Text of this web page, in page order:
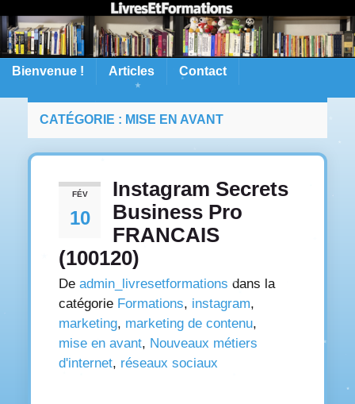
Bienvenue ! Articles Contact
CATÉGORIE : MISE EN AVANT
FÉV
10
Instagram Secrets
Business Pro
FRANCAIS
(100120)
De admin_livresetformations dans la
catégorie Formations, instagram,
marketing, marketing de contenu,
mise en avant, Nouveaux métiers
d'internet, réseaux sociaux